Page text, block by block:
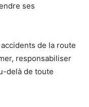
ses
de la route
responsabiliser
delà de toute